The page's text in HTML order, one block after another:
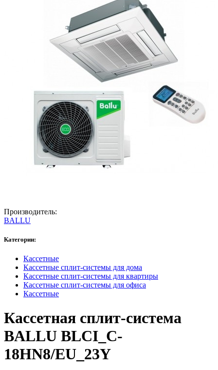
Производитель:
BALLU
Категории:
Кассетные
Кассетные сплит-системы для дома
Кассетные сплит-системы для квартиры
Кассетные сплит-системы для офиса
Кассетные
Кассетная сплит-система
BALLU BLCI_C-
18HN8/EU_23Y